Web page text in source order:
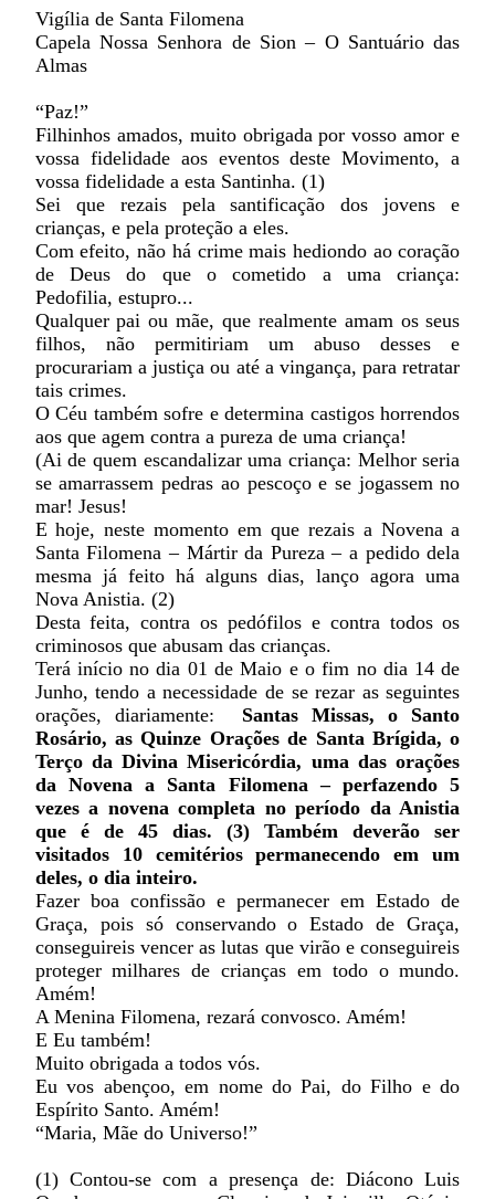
Vigília de Santa Filomena
Capela Nossa Senhora de Sion – O Santuário das
Almas
“Paz!”
Filhinhos amados, muito obrigada por vosso amor e
vossa fidelidade aos eventos deste Movimento, a
vossa fidelidade a esta Santinha. (1)
Sei que rezais pela santificação dos jovens e
crianças, e pela proteção a eles.
Com efeito, não há crime mais hediondo ao coração
de Deus do que o cometido a uma criança:
Pedofilia, estupro...
Qualquer pai ou mãe, que realmente amam os seus
filhos, não permitiriam um abuso desses e
procurariam a justiça ou até a vingança, para retratar
tais crimes.
O Céu também sofre e determina castigos horrendos
aos que agem contra a pureza de uma criança!
(Ai de quem escandalizar uma criança: Melhor seria
se amarrassem pedras ao pescoço e se jogassem no
mar! Jesus!
E hoje, neste momento em que rezais a Novena a
Santa Filomena – Mártir da Pureza – a pedido dela
mesma já feito há alguns dias, lanço agora uma
Nova Anistia. (2)
Desta feita, contra os pedófilos e contra todos os
criminosos que abusam das crianças.
Terá início no dia 01 de Maio e o fim no dia 14 de
Junho, tendo a necessidade de se rezar as seguintes
orações, diariamente: Santas Missas, o Santo
Rosário, as Quinze Orações de Santa Brígida, o
Terço da Divina Misericórdia, uma das orações
da Novena a Santa Filomena – perfazendo 5
vezes a novena completa no período da Anistia
que é de 45 dias. (3) Também deverão ser
visitados 10 cemitérios permanecendo em um
deles, o dia inteiro.
Fazer boa confissão e permanecer em Estado de
Graça, pois só conservando o Estado de Graça,
conseguireis vencer as lutas que virão e conseguireis
proteger milhares de crianças em todo o mundo.
Amém!
A Menina Filomena, rezará convosco. Amém!
E Eu também!
Muito obrigada a todos vós.
Eu vos abençoo, em nome do Pai, do Filho e do
Espírito Santo. Amém!
“Maria, Mãe do Universo!”
(1) Contou-se com a presença de: Diácono Luis